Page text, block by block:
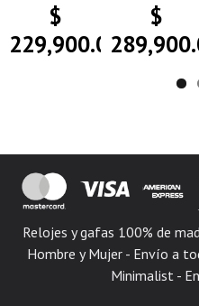
$
229,900.00
$
Relojes y gafas 100% de
Hombre y Mujer - Envío a
Minimalist -